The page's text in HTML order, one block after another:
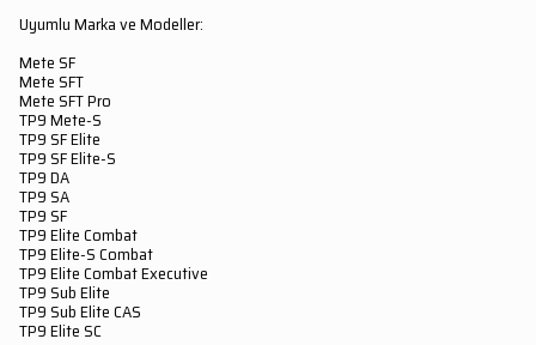
Uyumlu Marka ve Modeller:
Mete SF
Mete SFT
Mete SFT Pro
TP9 Mete-S
TP9 SF Elite
TP9 SF Elite-S
TP9 DA
TP9 SA
TP9 SF
TP9 Elite Combat
TP9 Elite-S Combat
TP9 Elite Combat Executive
TP9 Sub Elite
TP9 Sub Elite CAS
TP9 Elite SC